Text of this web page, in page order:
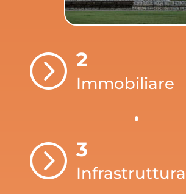
= 2
Immobiliare
= 3